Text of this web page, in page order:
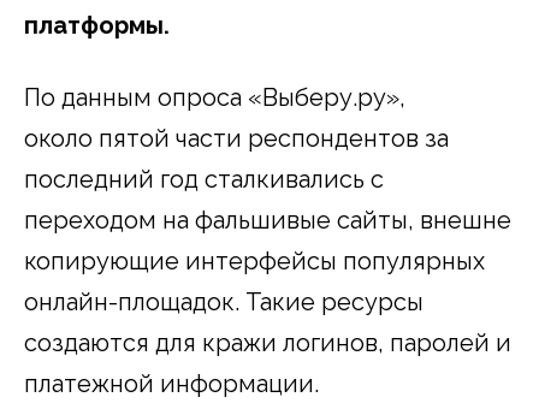
платформы.
По данным опроса «Выберу.ру»,
около пятой части респондентов за
последний год сталкивались с
переходом на фальшивые сайты, внешне
копирующие интерфейсы популярных
онлайн-площадок. Такие ресурсы
создаются для кражи логинов, паролей и
платежной информации.